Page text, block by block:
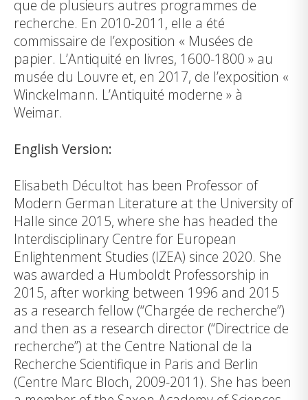
que de plusieurs autres programmes de
recherche. En 2010-2011, elle a été
commissaire de l’exposition « Musées de
papier. L’Antiquité en livres, 1600-1800 » au
musée du Louvre et, en 2017, de l’exposition «
Winckelmann. L’Antiquité moderne » à
Weimar.
English Version:
Elisabeth Décultot has been Professor of
Modern German Literature at the University of
Halle since 2015, where she has headed the
Interdisciplinary Centre for European
Enlightenment Studies (IZEA) since 2020. She
was awarded a Humboldt Professorship in
2015, after working between 1996 and 2015
as a research fellow (“Chargée de recherche”)
and then as a research director (“Directrice de
recherche”) at the Centre National de la
Recherche Scientifique in Paris and Berlin
(Centre Marc Bloch, 2009-2011). She has been